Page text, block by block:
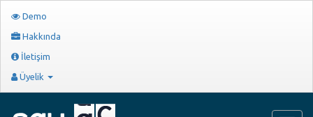
Demo
Hakkında
İletişim
Üyelik